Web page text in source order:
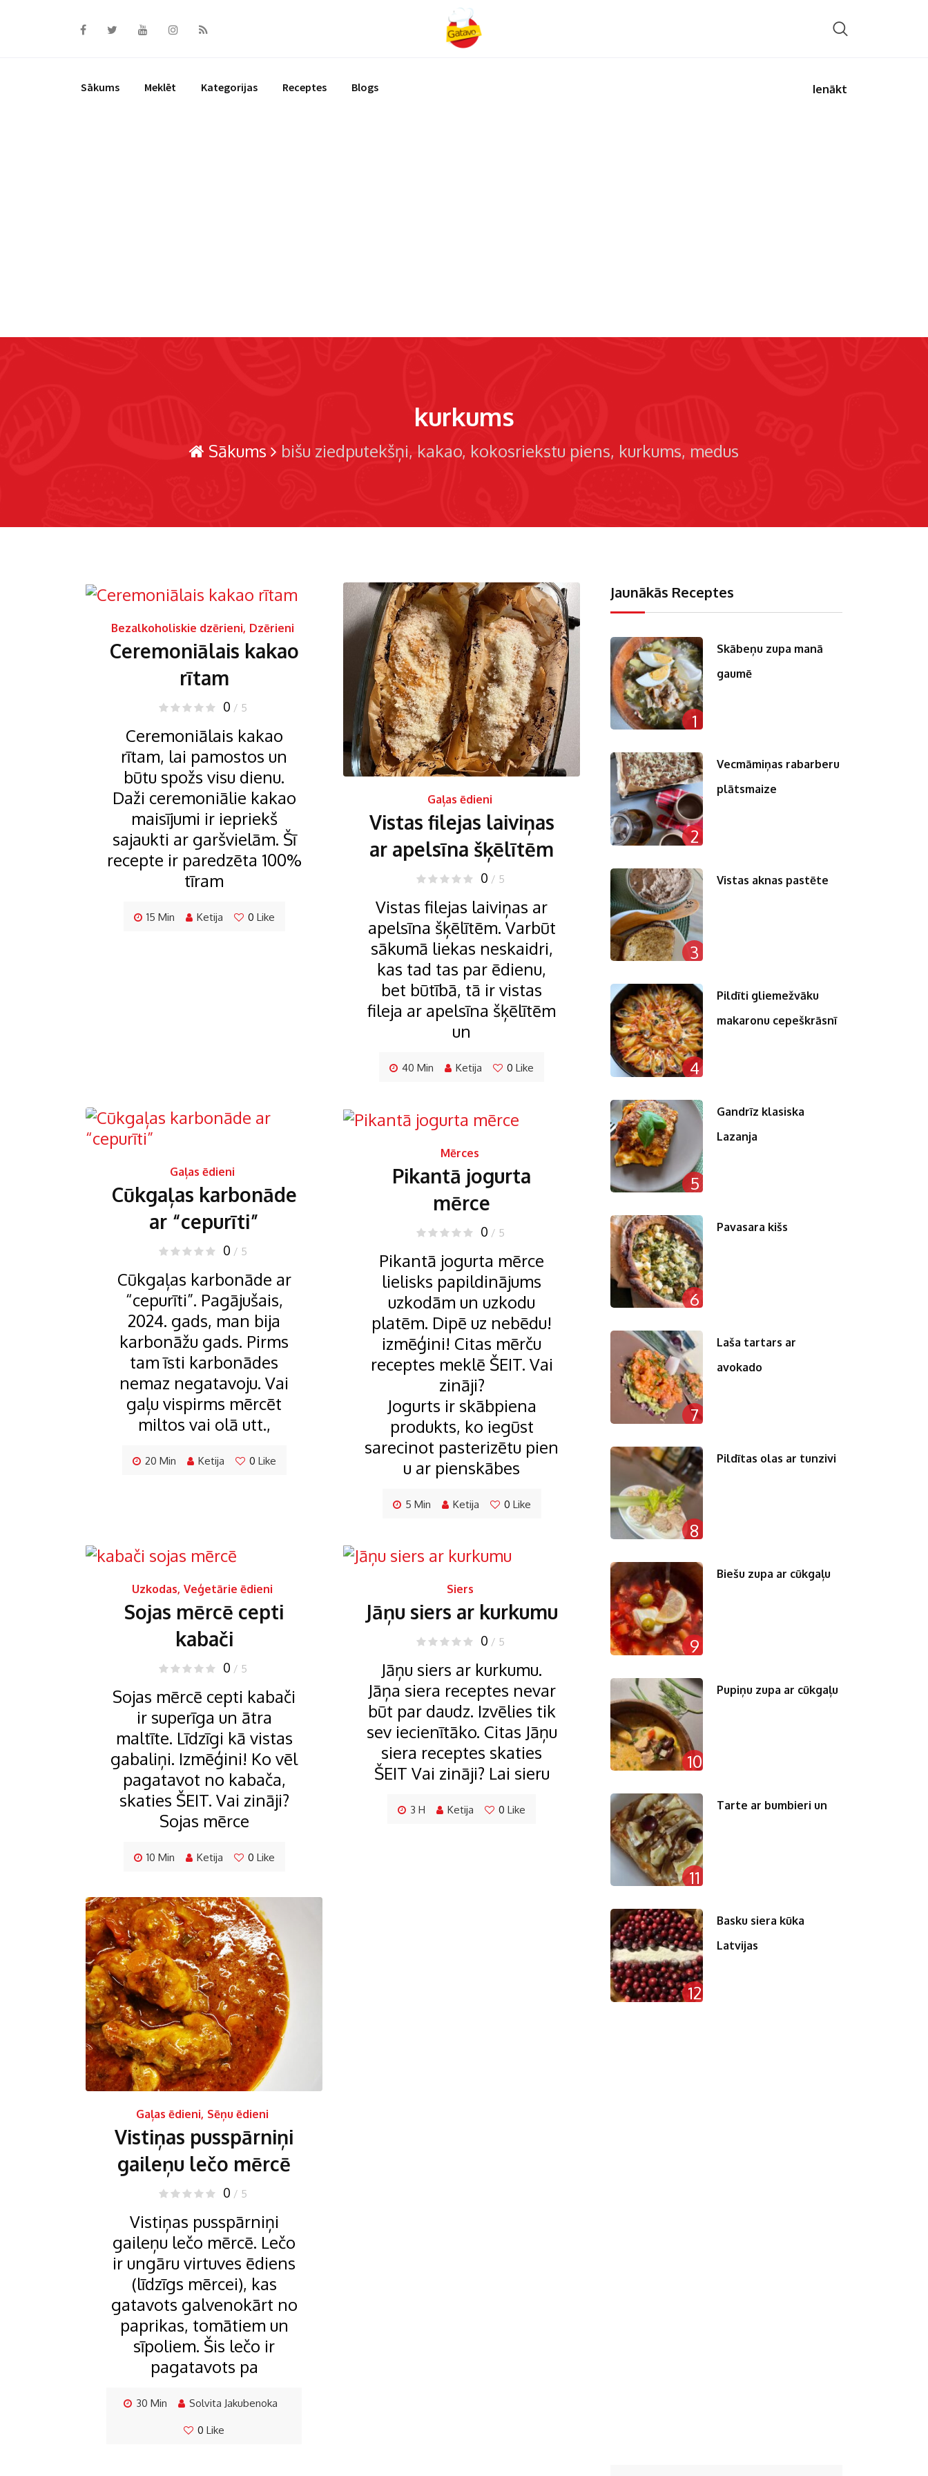
Sākums Meklēt Kategorijas Receptes Blogs Ienākt
kurkums
Sākums bišu ziedputekšņi kakao kokosriekstu piens kurkums medus
Bezalkoholiskie dzērieni, Dzērieni
Ceremoniālais kakao
rītam
0 / 5
Ceremoniālais kakao
rītam, lai pamostos un
būtu spožs visu dienu.
Daži ceremoniālie kakao
maisījumi ir iepriekš
sajaukti ar garšvielām. Šī
recepte ir paredzēta 100%
tīram
15 Min Ketija 0 Like
Gaļas ēdieni
Vistas filejas laiviņas
ar apelsīna šķēlītēm
0 / 5
Vistas filejas laiviņas ar
apelsīna šķēlītēm. Varbūt
sākumā liekas neskaidri,
kas tad tas par ēdienu,
bet būtībā, tā ir vistas
fileja ar apelsīna šķēlītēm
un
40 Min Ketija 0 Like
Gaļas ēdieni
Cūkgaļas karbonāde
ar “cepurīti”
0 / 5
Cūkgaļas karbonāde ar
“cepurīti”. Pagājušais,
2024. gads, man bija
karbonāžu gads. Pirms
tam īsti karbonādes
nemaz negatavoju. Vai
gaļu vispirms mērcēt
miltos vai olā utt.,
20 Min Ketija 0 Like
Mērces
Pikantā jogurta
mērce
0 / 5
Pikantā jogurta mērce
lielisks papildinājums
uzkodām un uzkodu
platēm. Dipē uz nebēdu!
izmēģini! Citas mērču
receptes meklē ŠEIT. Vai
zināji?
Jogurts ir skābpiena
produkts, ko iegūst
sarecinot pasterizētu pien
u ar pienskābes
5 Min Ketija 0 Like
Uzkodas, Veģetārie ēdieni
Sojas mērcē cepti
kabači
0 / 5
Sojas mērcē cepti kabači
ir superīga un ātra
maltīte. Līdzīgi kā vistas
gabaliņi. Izmēģini! Ko vēl
pagatavot no kabača,
skaties ŠEIT. Vai zināji?
Sojas mērce
10 Min Ketija 0 Like
Siers
Jāņu siers ar kurkumu
0 / 5
Jāņu siers ar kurkumu.
Jāņa siera receptes nevar
būt par daudz. Izvēlies tik
sev iecienītāko. Citas Jāņu
siera receptes skaties
ŠEIT Vai zināji? Lai sieru
3 H Ketija 0 Like
Gaļas ēdieni, Sēņu ēdieni
Vistiņas pusspārniņi
gaileņu lečo mērcē
0 / 5
Vistiņas pusspārniņi
gaileņu lečo mērcē. Lečo
ir ungāru virtuves ēdiens
(līdzīgs mērcei), kas
gatavots galvenokārt no
paprikas, tomātiem un
sīpoliem. Šis lečo ir
pagatavots pa
30 Min Solvita Jakubenoka
0 Like
Jaunākās Receptes
1
Skābeņu zupa manā
gaumē
2
Vecmāmiņas rabarberu
plātsmaize
3
Vistas aknas pastēte
4
Pildīti gliemežvāku
makaronu cepeškrāsnī
5
Gandrīz klasiska
Lazanja
6
Pavasara kišs
7
Laša tartars ar
avokado
8
Pildītas olas ar tunzivi
9
Biešu zupa ar cūkgaļu
10
Pupiņu zupa ar cūkgaļu
11
Tarte ar bumbieri un
12
Basku siera kūka
Latvijas